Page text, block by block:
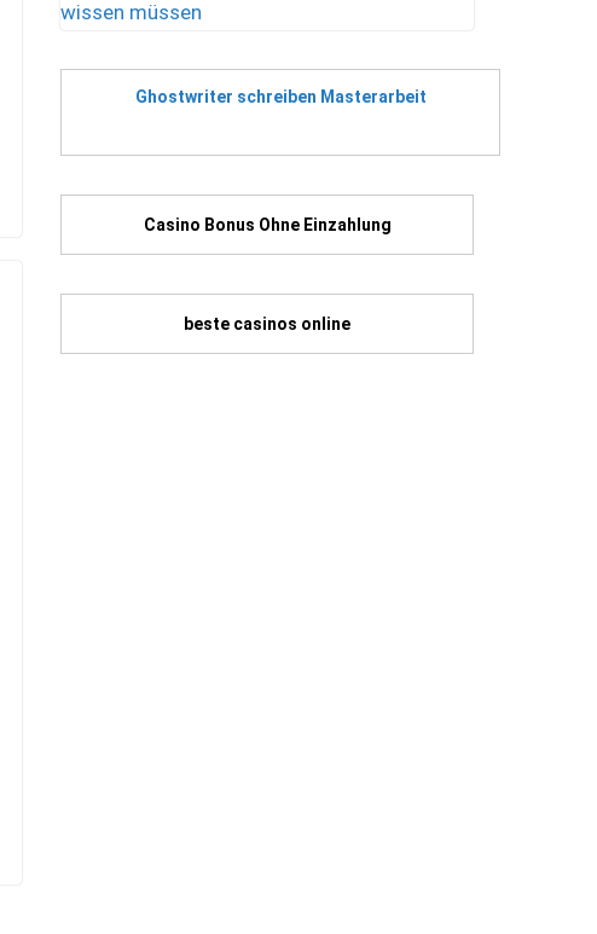
Ghostwriter schreiben Masterarbeit
Casino Bonus Ohne Einzahlung
beste casinos online